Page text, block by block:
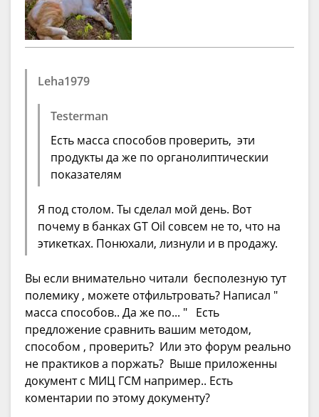
Leha1979
Testerman
Есть масса способов проверить, эти
продукты да же по органолиптическии
показателям
Я под столом. Ты сделал мой день. Вот
почему в банках GT Oil совсем не то, что на
этикетках. Понюхали, лизнули и в продажу.
Вы если внимательно читали бесполезную тут
полемику , можете отфильтровать? Написал "
масса способов.. Да же по... " Есть
предложение сравнить вашим методом,
способом , проверить? Или это форум реально
не практиков а поржать? Выше приложенны
документ с МИЦ ГСМ например.. Есть
коментарии по этому документу?